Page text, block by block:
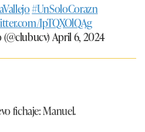
#UnSoloCorazn
IpTQXOlQAg
April 6, 2024
fichaje: Manuel.